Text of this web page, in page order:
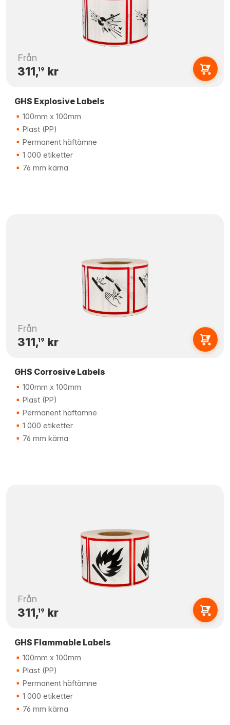
Från
311,19 kr
GHS Explosive Labels
100mm x 100mm
Plast (PP)
Permanent häftämne
1 000 etiketter
76 mm kärna
Från
311,19 kr
GHS Corrosive Labels
100mm x 100mm
Plast (PP)
Permanent häftämne
1 000 etiketter
76 mm kärna
Från
311,19 kr
GHS Flammable Labels
100mm x 100mm
Plast (PP)
Permanent häftämne
1 000 etiketter
76 mm kärna